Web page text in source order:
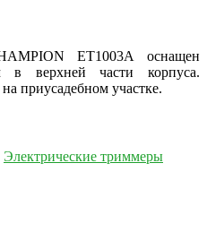
ET1003А оснащен
в верхней части корпуса.
приусадебном участке.
Электрические триммеры